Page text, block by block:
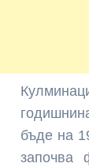
бъде на
започва